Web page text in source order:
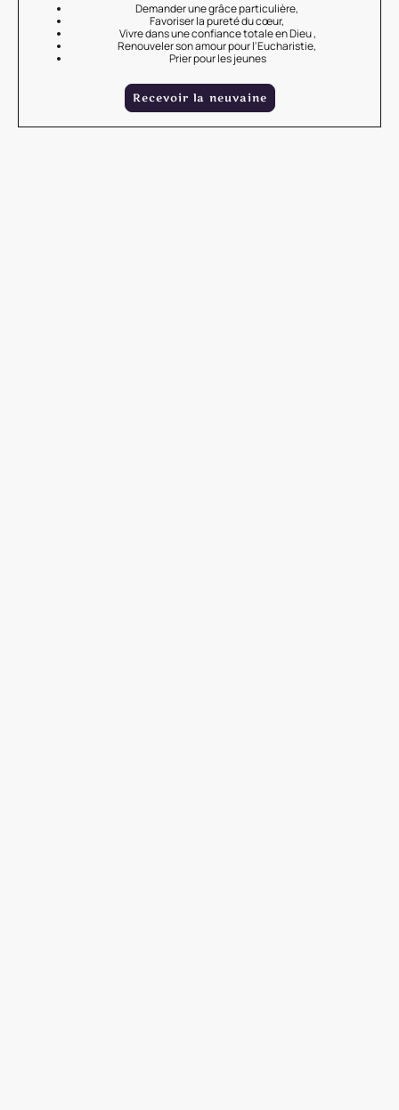
Demander une grâce particulière,
Favoriser la pureté du cœur,
Vivre dans une confiance totale en Dieu ,
Renouveler son amour pour l'Eucharistie,
Prier pour les jeunes
Recevoir la neuvaine